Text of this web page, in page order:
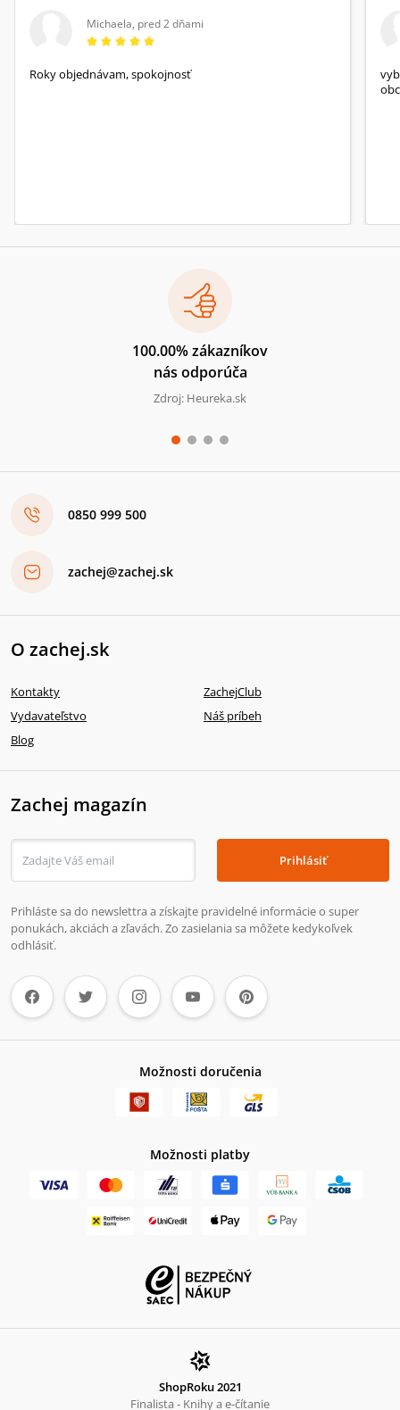
Michaela, pred 2 dňami
Roky objednávam, spokojnosť
100.00% zákazníkov
nás odporúča
Zdroj: Heureka.sk
0850 999 500
zachej@zachej.sk
O zachej.sk
Kontakty
ZachejClub
Vydavateľstvo
Náš príbeh
Blog
Zachej magazín
Prihlásiť
Prihláste sa do newslettra a získajte pravidelné informácie o super
ponukách, akciách a zľavách. Zo zasielania sa môžete kedykoľvek
odhlásiť.
Možnosti doručenia
Možnosti platby
ShopRoku 2021
Finalista - Knihy a e-čítanie